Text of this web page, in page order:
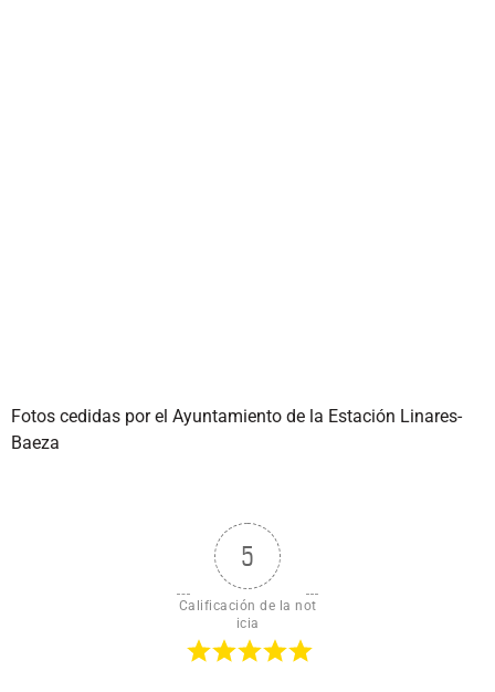
Fotos cedidas por el Ayuntamiento de la Estación Linares-
Baeza
5
Calificación de la not
icia